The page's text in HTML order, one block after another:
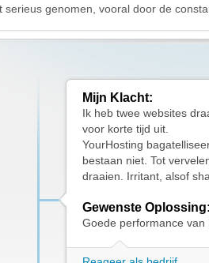
serieus genomen, vooral door de
Mijn Klacht:
Ik heb twee websites
voor korte tijd uit.
YourHosting
bestaan niet. Tot
draaien. Irritant, alsof
Gewenste Oplossing:
Goede performance van